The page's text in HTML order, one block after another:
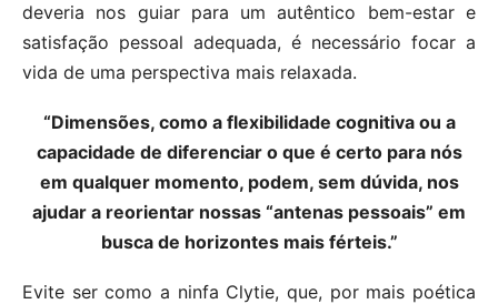
deveria nos guiar para um autêntico bem-estar e
satisfação pessoal adequada, é necessário focar a
vida de uma perspectiva mais relaxada.
“Dimensões, como a flexibilidade cognitiva ou a
capacidade de diferenciar o que é certo para nós
em qualquer momento, podem, sem dúvida, nos
ajudar a reorientar nossas “antenas pessoais” em
busca de horizontes mais férteis.”
Evite ser como a ninfa Clytie, que, por mais poética